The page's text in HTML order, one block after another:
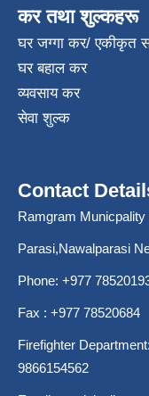
कर तथा शुल्कहरू
घर जग्गा कर/ एकीकृत
घर बहाल कर
व्यवसाय कर
सेवा शुल्क
Contact
Ramgram Municpality
Parasi,Nawalparasi
Phone: +977
Fax : +977 78520684
Firefighter
9866154562